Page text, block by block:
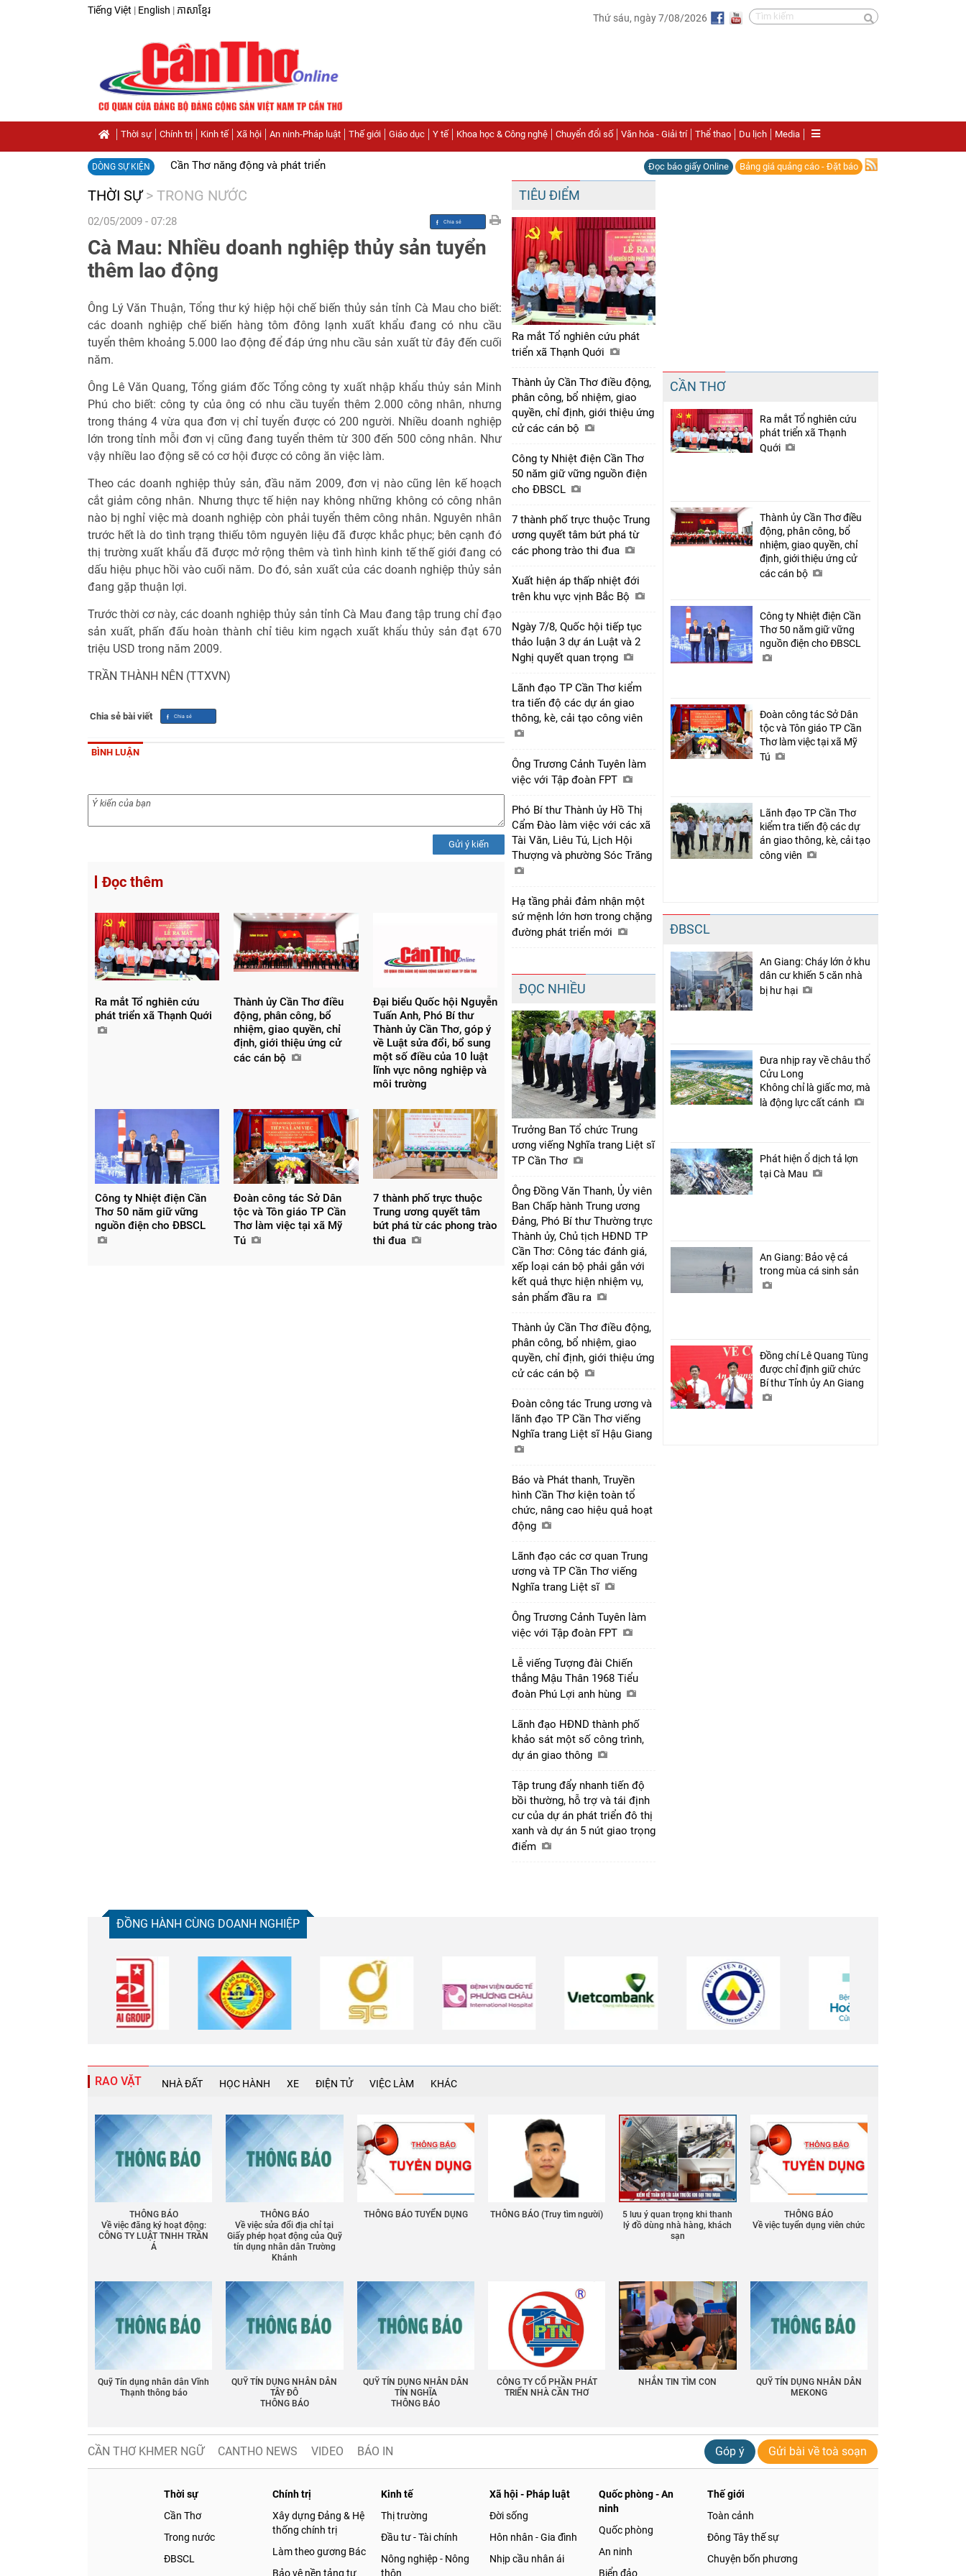
Tiếng Việt | English | ភាសាខ្មែរ
Thứ sáu, ngày 7/08/2026
Thời sự Chính trị Kinh tế Xã hội An ninh-Pháp luật Thế giới Giáo dục Y tế Khoa học & Công nghệ Chuyển đổi số Văn hóa - Giải trí Thể thao Du lịch Media
DÒNG SỰ KIỆN Cần Thơ năng động và phát triển Đọc báo giấy Online Bảng giá quảng cáo - Đặt báo
THỜI SỰ > TRONG NƯỚC
02/05/2009 - 07:28
Chia sẻ
Cà Mau: Nhiều doanh nghiệp thủy sản tuyển
thêm lao động
Ông Lý Văn Thuận, Tổng thư ký hiệp hội chế biến thủy sản tỉnh Cà Mau cho biết:
các doanh nghiệp chế biến hàng tôm đông lạnh xuất khẩu đang có nhu cầu
tuyển thêm khoảng 5.000 lao động để đáp ứng nhu cầu sản xuất từ đây đến cuối
năm.
Ông Lê Văn Quang, Tổng giám đốc Tổng công ty xuất nhập khẩu thủy sản Minh
Phú cho biết: công ty của ông có nhu cầu tuyển thêm 2.000 công nhân, nhưng
trong tháng 4 vừa qua đơn vị chỉ tuyển được có 200 người. Nhiều doanh nghiệp
lớn trong tỉnh mỗi đơn vị cũng đang tuyển thêm từ 300 đến 500 công nhân. Như
vậy nhiều lao động sẽ có cơ hội được có công ăn việc làm.
Theo các doanh nghiệp thủy sản, đầu năm 2009, đơn vị nào cũng lên kế hoạch
cắt giảm công nhân. Nhưng thực tế hiện nay không những không có công nhân
nào bị nghỉ việc mà doanh nghiệp còn phải tuyển thêm công nhân. Nguyên nhân
trước hết là do tình trạng thiếu tôm nguyên liệu đã được khắc phục; bên cạnh đó
thị trường xuất khẩu đã được mở rộng thêm và tình hình kinh tế thế giới đang có
dấu hiệu phục hồi vào cuối năm. Do đó, sản xuất của các doanh nghiệp thủy sản
đang gặp thuận lợi.
Trước thời cơ này, các doanh nghiệp thủy sản tỉnh Cà Mau đang tập trung chỉ đạo
sản xuất, phấn đấu hoàn thành chỉ tiêu kim ngạch xuất khẩu thủy sản đạt 670
triệu USD trong năm 2009.
TRẦN THÀNH NÊN (TTXVN)
Chia sẻ bài viết
Chia sẻ
Facebook
BÌNH LUẬN
Gửi ý kiến
Đọc thêm
Ra mắt Tổ nghiên cứu
phát triển xã Thạnh Quới
Thành ủy Cần Thơ điều
động, phân công, bổ
nhiệm, giao quyền, chỉ
định, giới thiệu ứng cử
các cán bộ
Đại biểu Quốc hội Nguyễn
Tuấn Anh, Phó Bí thư
Thành ủy Cần Thơ, góp ý
về Luật sửa đổi, bổ sung
một số điều của 10 luật
lĩnh vực nông nghiệp và
môi trường
Công ty Nhiệt điện Cần
Thơ 50 năm giữ vững
nguồn điện cho ĐBSCL
Đoàn công tác Sở Dân
tộc và Tôn giáo TP Cần
Thơ làm việc tại xã Mỹ
Tú
7 thành phố trực thuộc
Trung ương quyết tâm
bứt phá từ các phong trào
thi đua
TIÊU ĐIỂM
Ra mắt Tổ nghiên cứu phát
triển xã Thạnh Quới
Thành ủy Cần Thơ điều động,
phân công, bổ nhiệm, giao
quyền, chỉ định, giới thiệu ứng
cử các cán bộ
Công ty Nhiệt điện Cần Thơ
50 năm giữ vững nguồn điện
cho ĐBSCL
7 thành phố trực thuộc Trung
ương quyết tâm bứt phá từ
các phong trào thi đua
Xuất hiện áp thấp nhiệt đới
trên khu vực vịnh Bắc Bộ
Ngày 7/8, Quốc hội tiếp tục
thảo luận 3 dự án Luật và 2
Nghị quyết quan trọng
Lãnh đạo TP Cần Thơ kiểm
tra tiến độ các dự án giao
thông, kè, cải tạo công viên
Ông Trương Cảnh Tuyên làm
việc với Tập đoàn FPT
Phó Bí thư Thành ủy Hồ Thị
Cẩm Đào làm việc với các xã
Tài Văn, Liêu Tú, Lịch Hội
Thượng và phường Sóc Trăng
Hạ tầng phải đảm nhận một
sứ mệnh lớn hơn trong chặng
đường phát triển mới
ĐỌC NHIỀU
Trưởng Ban Tổ chức Trung
ương viếng Nghĩa trang Liệt sĩ
TP Cần Thơ
Ông Đồng Văn Thanh, Ủy viên
Ban Chấp hành Trung ương
Đảng, Phó Bí thư Thường trực
Thành ủy, Chủ tịch HĐND TP
Cần Thơ: Công tác đánh giá,
xếp loại cán bộ phải gắn với
kết quả thực hiện nhiệm vụ,
sản phẩm đầu ra
Thành ủy Cần Thơ điều động,
phân công, bổ nhiệm, giao
quyền, chỉ định, giới thiệu ứng
cử các cán bộ
Đoàn công tác Trung ương và
lãnh đạo TP Cần Thơ viếng
Nghĩa trang Liệt sĩ Hậu Giang
Báo và Phát thanh, Truyền
hình Cần Thơ kiện toàn tổ
chức, nâng cao hiệu quả hoạt
động
Lãnh đạo các cơ quan Trung
ương và TP Cần Thơ viếng
Nghĩa trang Liệt sĩ
Ông Trương Cảnh Tuyên làm
việc với Tập đoàn FPT
Lễ viếng Tượng đài Chiến
thắng Mậu Thân 1968 Tiểu
đoàn Phú Lợi anh hùng
Lãnh đạo HĐND thành phố
khảo sát một số công trình,
dự án giao thông
Tập trung đẩy nhanh tiến độ
bồi thường, hỗ trợ và tái định
cư của dự án phát triển đô thị
xanh và dự án 5 nút giao trọng
điểm
CẦN THƠ
Ra mắt Tổ nghiên cứu
phát triển xã Thạnh
Quới
Thành ủy Cần Thơ điều
động, phân công, bổ
nhiệm, giao quyền, chỉ
định, giới thiệu ứng cử
các cán bộ
Công ty Nhiệt điện Cần
Thơ 50 năm giữ vững
nguồn điện cho ĐBSCL
Đoàn công tác Sở Dân
tộc và Tôn giáo TP Cần
Thơ làm việc tại xã Mỹ
Tú
Lãnh đạo TP Cần Thơ
kiểm tra tiến độ các dự
án giao thông, kè, cải tạo
công viên
ĐBSCL
An Giang: Cháy lớn ở khu
dân cư khiến 5 căn nhà
bị hư hại
Đưa nhịp ray về châu thổ
Cửu Long
Không chỉ là giấc mơ, mà
là động lực cất cánh
Phát hiện ổ dịch tả lợn
tại Cà Mau
An Giang: Bảo vệ cá
trong mùa cá sinh sản
Đồng chí Lê Quang Tùng
được chỉ định giữ chức
Bí thư Tỉnh ủy An Giang
ĐỒNG HÀNH CÙNG DOANH NGHIỆP
RAO VẶT NHÀ ĐẤT HỌC HÀNH XE ĐIỆN TỬ VIỆC LÀM KHÁC
THÔNG BÁO
Về việc đăng ký hoạt động:
CÔNG TY LUẬT TNHH TRẦN
Á
THÔNG BÁO
Về việc sửa đổi địa chỉ tại
Giấy phép họat động của Quỹ
tín dụng nhân dân Trường
Khánh
THÔNG BÁO TUYỂN DỤNG THÔNG BÁO (Truy tìm người)
5 lưu ý quan trọng khi thanh
lý đồ dùng nhà hàng, khách
sạn
THÔNG BÁO
Về việc tuyển dụng viên chức
Quỹ Tín dụng nhân dân Vĩnh
Thạnh thông báo
QUỸ TÍN DỤNG NHÂN DÂN
TÂY ĐÔ
THÔNG BÁO
QUỸ TÍN DỤNG NHÂN DÂN
TÍN NGHĨA
THÔNG BÁO
CÔNG TY CỔ PHẦN PHÁT
TRIỂN NHÀ CẦN THƠ
NHẮN TIN TÌM CON
QUỸ TÍN DỤNG NHÂN DÂN
MEKONG
CẦN THƠ KHMER NGỮ CANTHO NEWS VIDEO BÁO IN Góp ý Gửi bài về toà soạn
Thời sự
Cần Thơ
Trong nước
ĐBSCL
Chính trị
Xây dựng Đảng & Hệ
thống chính trị
Làm theo gương Bác
Bảo vệ nền tảng tư
Kinh tế
Thị trường
Đầu tư - Tài chính
Nông nghiệp - Nông
thôn
Xã hội - Pháp luật
Đời sống
Hôn nhân - Gia đình
Nhịp cầu nhân ái
Quốc phòng - An
ninh
Quốc phòng
An ninh
Biển đảo
Thế giới
Toàn cảnh
Đông Tây thế sự
Chuyện bốn phương